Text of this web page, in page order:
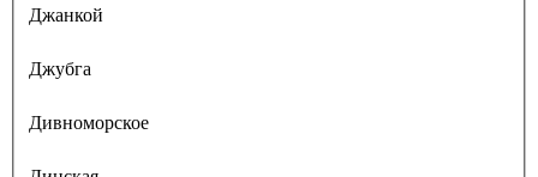
Джанкой
Джубга
Дивноморское